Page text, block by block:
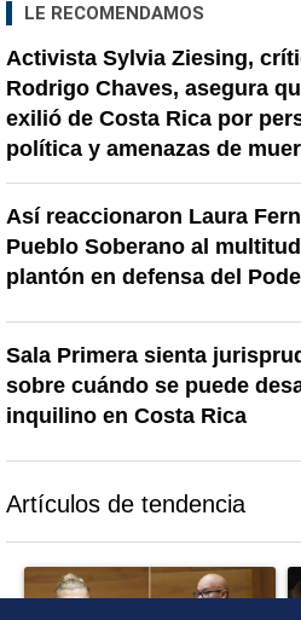
LE RECOMENDAMOS
Activista Sylvia Ziesing,
Rodrigo Chaves, asegura
exilió de Costa Rica por
política y amenazas de
Así reaccionaron Laura
Pueblo Soberano al
plantón en defensa del
Sala Primera sienta
sobre cuándo se puede
inquilino en Costa Rica
Artículos de tendencia
Un artículo de tendencia con el